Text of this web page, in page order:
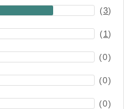
(3)
(1)
(0)
(0)
(0)